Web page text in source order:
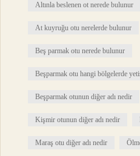
Altınla beslenen ot nerede bulunur
At kuyruğu otu nerelerde bulunur
Beş parmak otu nerede bulunur
Beşparmak otu hangi bölgelerde
Beşparmak otunun diğer adı nedir
Kişmir otunun diğer adı nedir
Maraş otu diğer adı nedir